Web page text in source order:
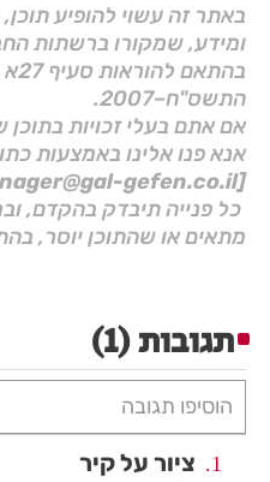
באתר זה עשוי להופיע
ומידע, שמקורו ברשתות
התשס"ח–2007.
אם אתם בעלי זכויות בתוכן
אנא פנו אלינו באמצעות
[Manager@gal-gefen.co.il]
כל פנייה תיבדק בהקדם,
מתאים או שהתוכן יוסר,
תגובות(1)
הוסיפו תגובה
1. ציור על קיר